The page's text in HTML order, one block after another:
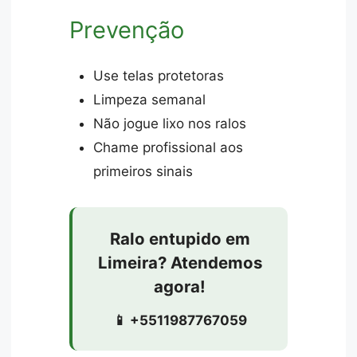
Prevenção
Use telas protetoras
Limpeza semanal
Não jogue lixo nos ralos
Chame profissional aos
primeiros sinais
Ralo entupido em
Limeira? Atendemos
agora!
📱 +5511987767059